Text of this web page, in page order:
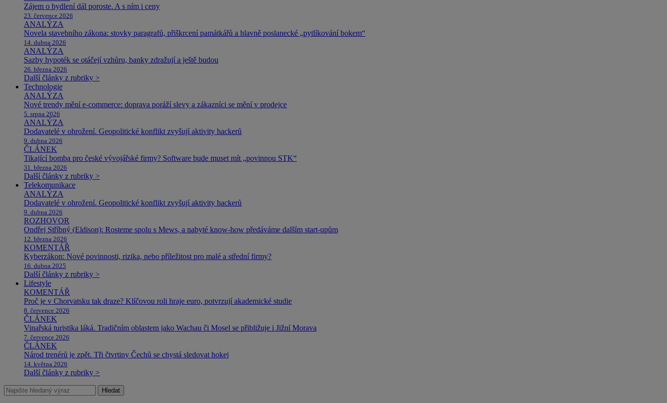
Zájem o bydlení dál poroste. A s ním i ceny
23. července 2026
ANALÝZA
Novela stavebního zákona: stovky paragrafů, přiškrcení památkářů a hlavně poslanecké „pytlíkování bokem“
14. dubna 2026
ANALÝZA
Sazby hypoték se otáčejí vzhůru, banky zdražují a ještě budou
26. března 2026
Další články z rubriky >
Technologie
ANALÝZA
Nové trendy mění e-commerce: doprava poráží slevy a zákazníci se mění v prodejce
5. srpna 2026
ANALÝZA
Dodavatelé v ohrožení. Geopolitické konflikt zvyšují aktivity hackerů
9. dubna 2026
ČLÁNEK
Tikající bomba pro české vývojářské firmy? Software bude muset mít „povinnou STK“
31. března 2026
Další články z rubriky >
Telekomunikace
ANALÝZA
Dodavatelé v ohrožení. Geopolitické konflikt zvyšují aktivity hackerů
9. dubna 2026
ROZHOVOR
Ondřej Stříbný (Eldison): Rosteme spolu s Mews, a nabyté know-how předáváme dalším start-upům
12. března 2026
KOMENTÁŘ
Kyberzákon: Nové povinnosti, rizika, nebo příležitost pro malé a střední firmy?
16. dubna 2025
Další články z rubriky >
Lifestyle
KOMENTÁŘ
Proč je v Chorvatsku tak draze? Klíčovou roli hraje euro, potvrzují akademické studie
8. července 2026
ČLÁNEK
Vinařská turistika láká. Tradičním oblastem jako Wachau či Mosel se přibližuje i Jižní Morava
7. července 2026
ČLÁNEK
Národ trenérů je zpět. Tři čtvrtiny Čechů se chystá sledovat hokej
14. května 2026
Další články z rubriky >
Hledat